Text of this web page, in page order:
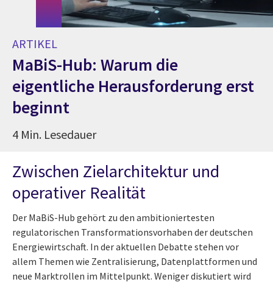
ARTIKEL
MaBiS-Hub: Warum die
eigentliche Herausforderung erst
beginnt
4 Min. Lesedauer
Zwischen Zielarchitektur und
operativer Realität
Der MaBiS-Hub gehört zu den ambitioniertesten
regulatorischen Transformationsvorhaben der deutschen
Energiewirtschaft. In der aktuellen Debatte stehen vor
allem Themen wie Zentralisierung, Datenplattformen und
neue Marktrollen im Mittelpunkt. Weniger diskutiert wird